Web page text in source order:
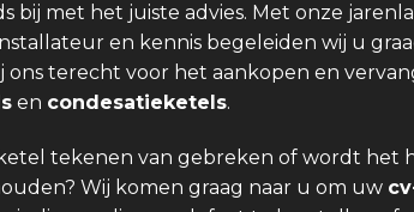
bij met het juiste advies. Met onze
en kennis begeleiden wij u
ons terecht voor het aankopen en
en condesatieketels.
tekenen van gebreken of wordt het
Wij komen graag naar u om uw